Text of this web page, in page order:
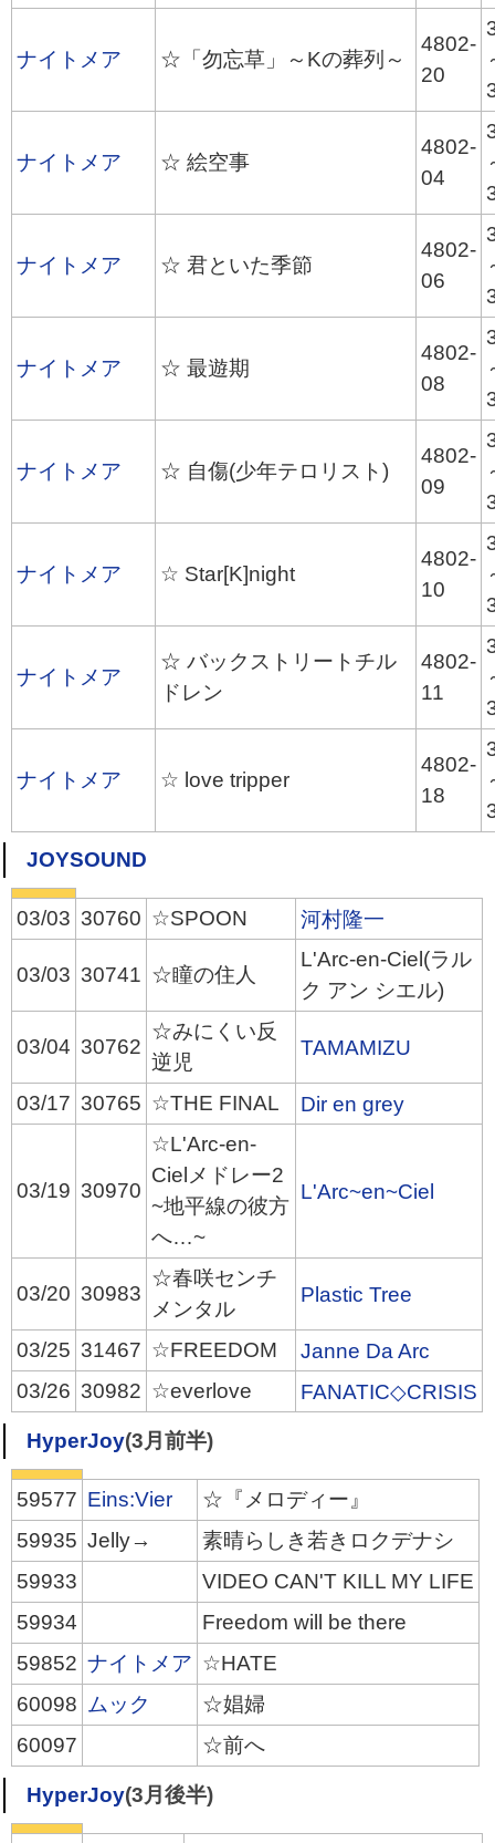
ナイトメア ☆「勿忘草」～Kの葬列～
4802-
20
ナイトメア ☆ 絵空事
4802-
04
ナイトメア ☆ 君といた季節
4802-
06
ナイトメア ☆ 最遊期
4802-
08
ナイトメア ☆ 自傷(少年テロリスト)
4802-
09
ナイトメア ☆ Star[K]night
4802-
10
ナイトメア
☆ バックストリートチル
ドレン
4802-
11
ナイトメア ☆ love tripper
4802-
18
JOYSOUND
03/03 30760 ☆SPOON 河村隆一
03/03 30741 ☆瞳の住人
L'Arc-en-Ciel(ラル
ク アン シエル)
03/04 30762
☆みにくい反
逆児
TAMAMIZU
03/17 30765 ☆THE FINAL Dir en grey
03/19 30970
☆L'Arc-en-
Cielメドレー2
~地平線の彼方
へ…~
L'Arc~en~Ciel
03/20 30983
☆春咲センチ
メンタル
Plastic Tree
03/25 31467 ☆FREEDOM
Janne Da Arc
03/26 30982 ☆everlove FANATIC◇CRISIS
HyperJoy(3月前半)
59577 Eins:Vier
☆『メロディー』
59935 Jelly→
素晴らしき若きロクデナシ
59933
VIDEO CAN'T KILL MY LIFE
59934
Freedom will be there
59852 ナイトメア ☆HATE
60098 ムック
☆娼婦
60097
☆前へ
HyperJoy(3月後半)